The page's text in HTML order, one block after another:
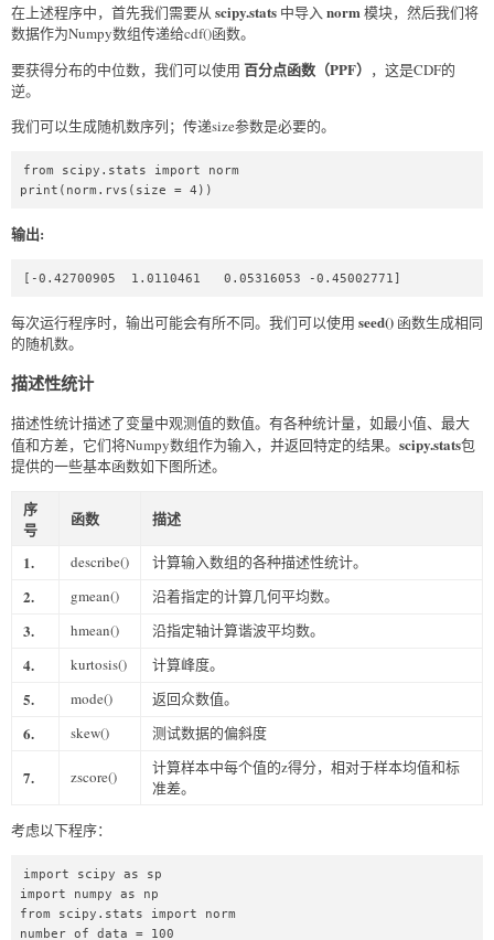
在上述程序中，首先我们需要从 scipy.stats 中导入 norm模块，然后我们将
数据作为Numpy数组传递给cdf()函数。
要获得分布的中位数，我们可以使用 百分点函数（PPF） ，这是CDF的
逆。
我们可以生成随机数序列；传递size参数是必要的。
from scipy.stats import norm
print(norm.rvs(size = 4))
输出:
[-0.42700905  1.0110461   0.05316053 -0.45002771]
每次运行程序时，输出可能会有所不同。我们可以使用 seed() 函数生成相同
的随机数。
描述性统计
描述性统计描述了变量中观测值的数值。有各种统计量，如最小值、最大
值和方差，它们将Numpy数组作为输入，并返回特定的结果。 scipy.stats包
提供的一些基本函数如下图所述。
序
号
函数 描述
1. describe() 计算输入数组的各种描述性统计。
2. gmean() 沿着指定的计算几何平均数。
3. hmean() 沿指定轴计算谐波平均数。
4. kurtosis() 计算峰度。
5. mode() 返回众数值。
6. skew() 测试数据的偏斜度
7. zscore()
计算样本中每个值的z得分，相对于样本均值和标
准差。
考虑以下程序：
import scipy as sp
import numpy as np
from scipy.stats import norm
number_of_data = 100